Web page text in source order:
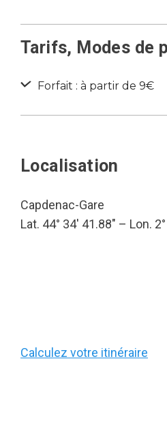
Tarifs, Modes de
Forfait : à partir de 9€
Localisation
Capdenac-Gare
Lat. 44° 34′ 41.88″ – Lon. 2°
Calculez votre itinéraire